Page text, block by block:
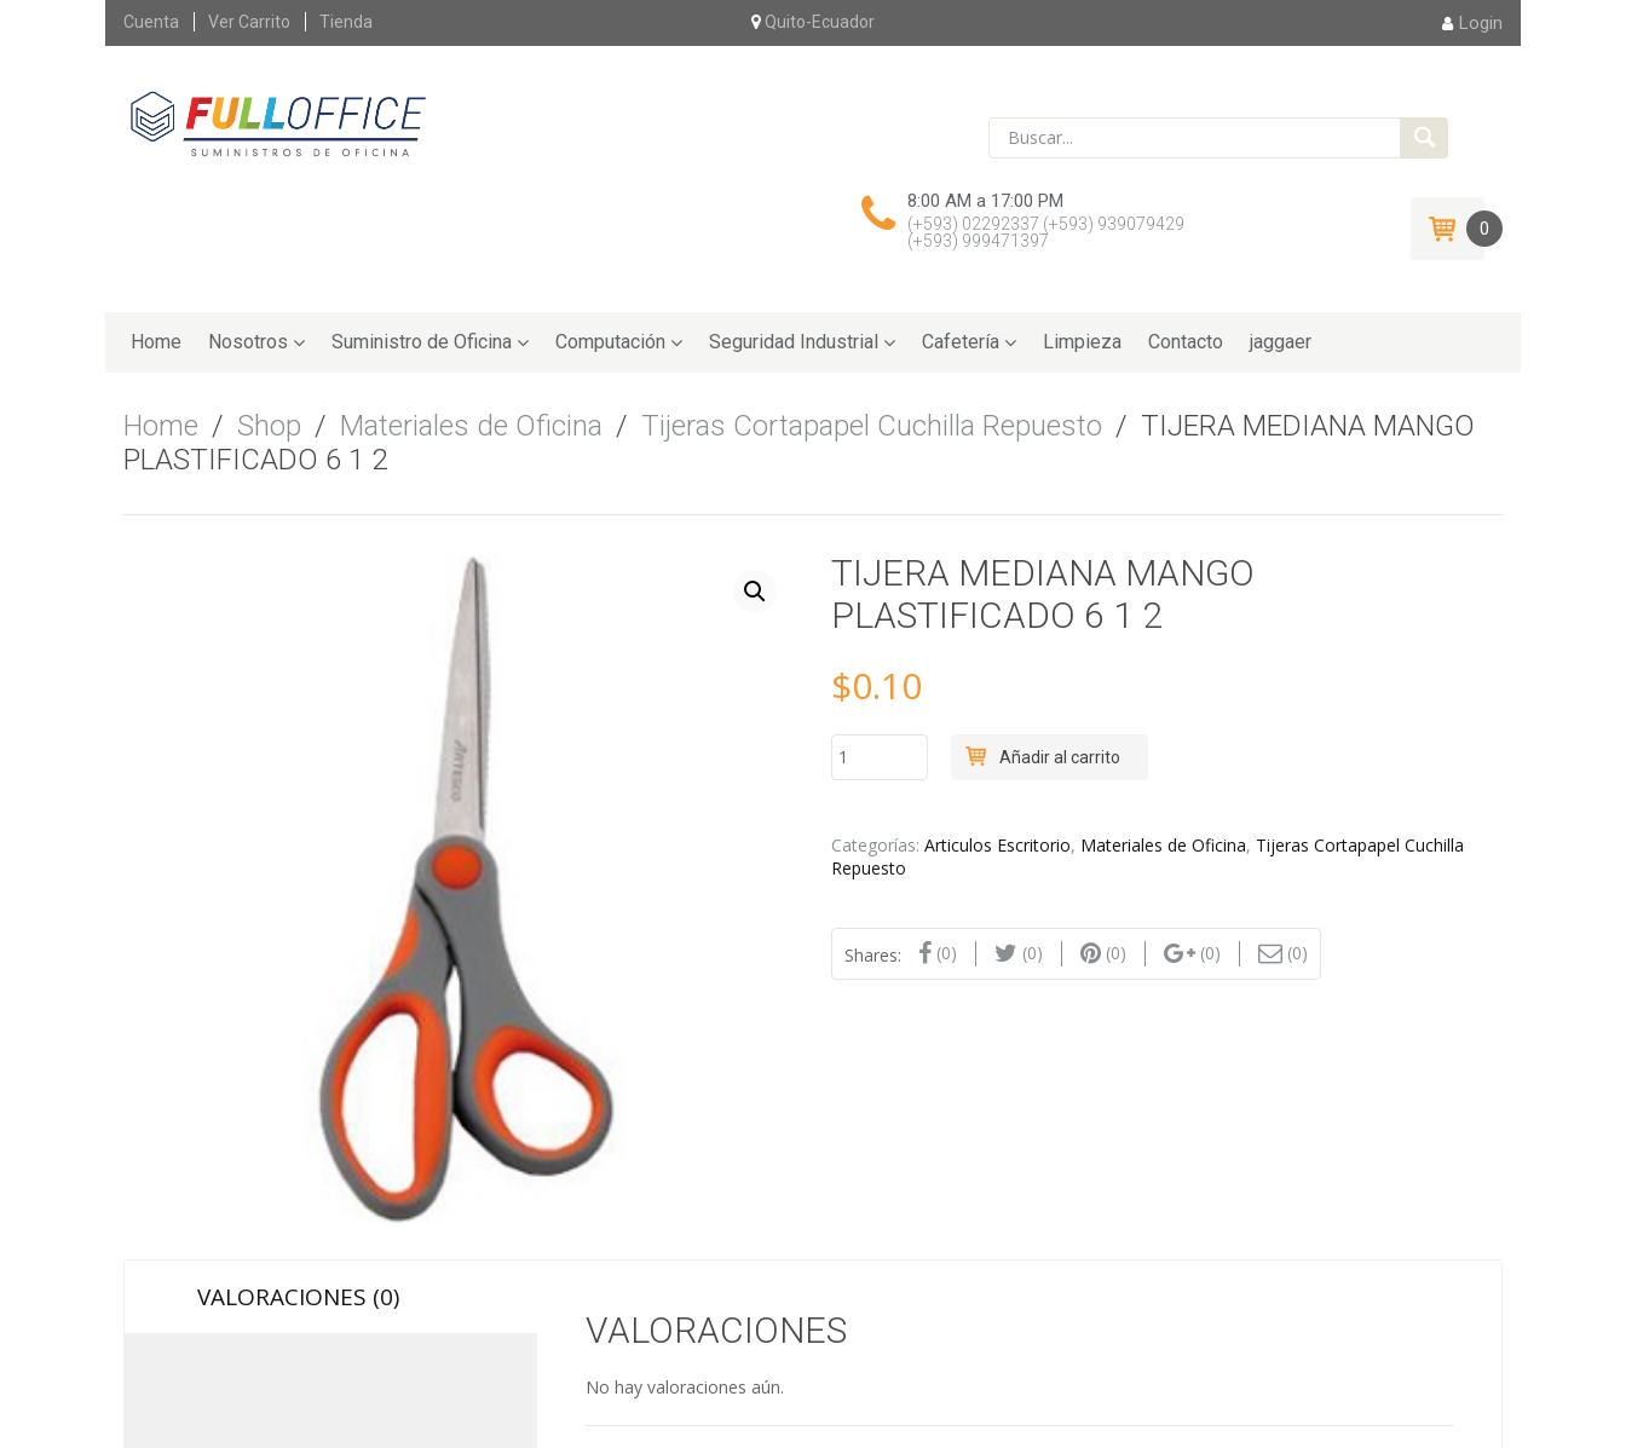
Skip
Cuenta Ver Carrito Tienda Quito-Ecuador Login
8:00 AM a 17:00 PM
(+593) 02292337 (+593) 939079429
(+593) 999471397
0
to
Home Nosotros Suministro de Oficina Computación Seguridad Industrial Cafetería Limpieza Contacto jaggaer
Home / Shop / Materiales de Oficina / Tijeras Cortapapel Cuchilla Repuesto / TIJERA MEDIANA MANGO
PLASTIFICADO 6 1 2
TIJERA MEDIANA MANGO
PLASTIFICADO 6 1 2
$0.10
TIJERA
MEDIANA
6
1
2
Añadir al carrito
Categorías: Articulos Escritorio, Materiales de Oficina, Tijeras Cortapapel Cuchilla
Repuesto
Shares: (0) (0) (0) (0) (0)
VALORACIONES (0)
VALORACIONES
No hay valoraciones aún.